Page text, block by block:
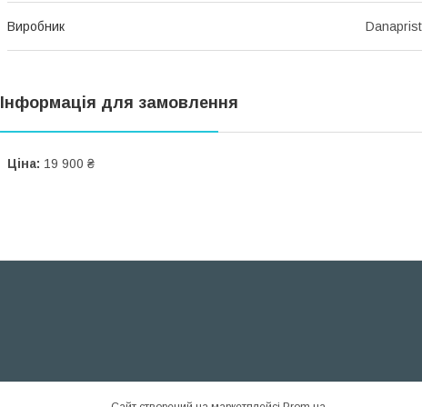
Виробник
Інформація для замовлення
Ціна: 19 900 ₴